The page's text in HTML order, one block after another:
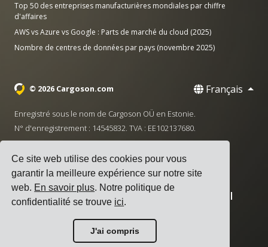
Ce site web utilise des cookies pour vous
garantir la meilleure expérience sur notre site
web. En savoir plus. Notre politique de
confidentialité se trouve ici.
J'ai compris
Top 50 des entreprises manufacturières mondiales par chiffre
d'affaires
AWS vs Azure vs Google : Parts de marché du cloud (2025)
Nombre de centres de données par pays (novembre 2025)
© 2026 Cargoson.com Français
Enregistré sous le nom de Cargoson OÜ en Estonie.
N° d'enregistrement : 14545832. TVA : EE102137680.
· hello@cargoson.com
Conditions d'utilisation Politique de confidentialité
|